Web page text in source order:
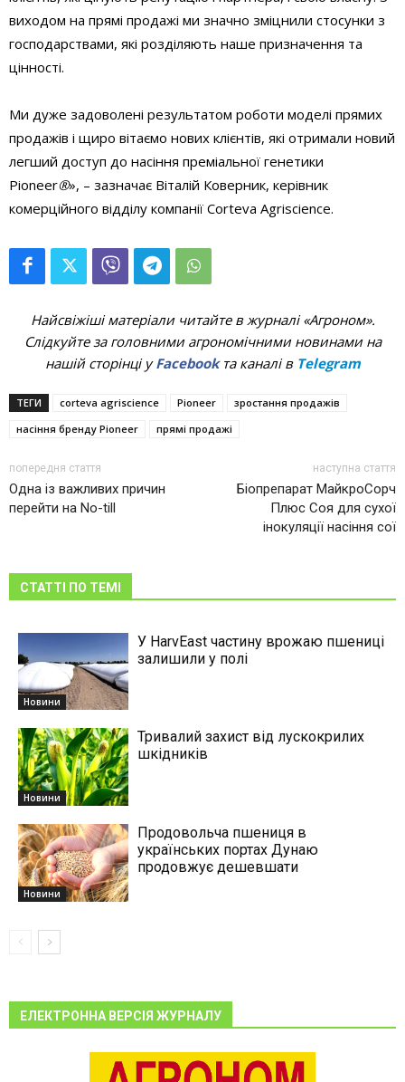
виходом на прямі продажі ми значно зміцнили стосунки з
господарствами, які розділяють наше призначення та
цінності.
Ми дуже задоволені результатом роботи моделі прямих
продажів і щиро вітаємо нових клієнтів, які отримали новий
легший доступ до насіння преміальної генетики
Pioneer®», – зазначає Віталій Коверник, керівник
комерційного відділу компанії Corteva Agriscience.
Найсвіжіші матеріали читайте в журналі «Агроном».
Слідкуйте за головними агрономічними новинами на
нашій сторінці уFacebookта каналі в Telegram
ТЕГИ corteva agriscience Pioneer
зростання продажів
насіння бренду Pioneer
прямі продажі
попередня стаття
Одна із важливих причин
перейти на No-till
наступна стаття
Біопрепарат МайкроСорч
Плюс Соя для сухої
інокуляції насіння сої
СТАТТІ ПО ТЕМІ
Новини
У HarvEast частину врожаю пшениці
залишили у полі
Новини
Тривалий захист від лускокрилих
шкідників
Новини
Продовольча пшениця в
українських портах Дунаю
продовжує дешевшати
ЕЛЕКТРОННА ВЕРСІЯ ЖУРНАЛУ